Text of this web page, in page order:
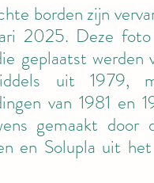
borden zijn
2025. Deze
geplaatst werden
uit 1979,
van 1981 en
gemaakt door
en Solupla uit